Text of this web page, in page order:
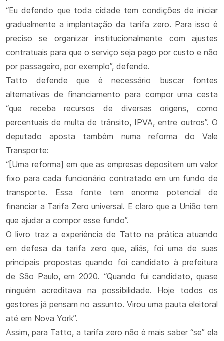
“Eu defendo que toda cidade tem condições de iniciar
gradualmente a implantação da tarifa zero. Para isso é
preciso se organizar institucionalmente com ajustes
contratuais para que o serviço seja pago por custo e não
por passageiro, por exemplo”, defende.
Tatto defende que é necessário buscar fontes
alternativas de financiamento para compor uma cesta
“que receba recursos de diversas origens, como
percentuais de multa de trânsito, IPVA, entre outros”. O
deputado aposta também numa reforma do Vale
Transporte:
“[Uma reforma] em que as empresas depositem um valor
fixo para cada funcionário contratado em um fundo de
transporte. Essa fonte tem enorme potencial de
financiar a Tarifa Zero universal. E claro que a União tem
que ajudar a compor esse fundo”.
O livro traz a experiência de Tatto na prática atuando
em defesa da tarifa zero que, aliás, foi uma de suas
principais propostas quando foi candidato à prefeitura
de São Paulo, em 2020. “Quando fui candidato, quase
ninguém acreditava na possibilidade. Hoje todos os
gestores já pensam no assunto. Virou uma pauta eleitoral
até em Nova York”.
Assim, para Tatto, a tarifa zero não é mais saber “se” ela